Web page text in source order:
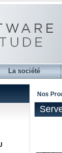
La société
Nos